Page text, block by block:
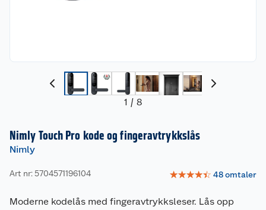
1 / 8
Nimly Touch Pro kode og fingeravtrykkslås
Nimly
Art nr: 5704571196104 ☆☆☆☆☆ 48omtaler
Moderne kodelås med fingeravtrykksleser. Lås opp